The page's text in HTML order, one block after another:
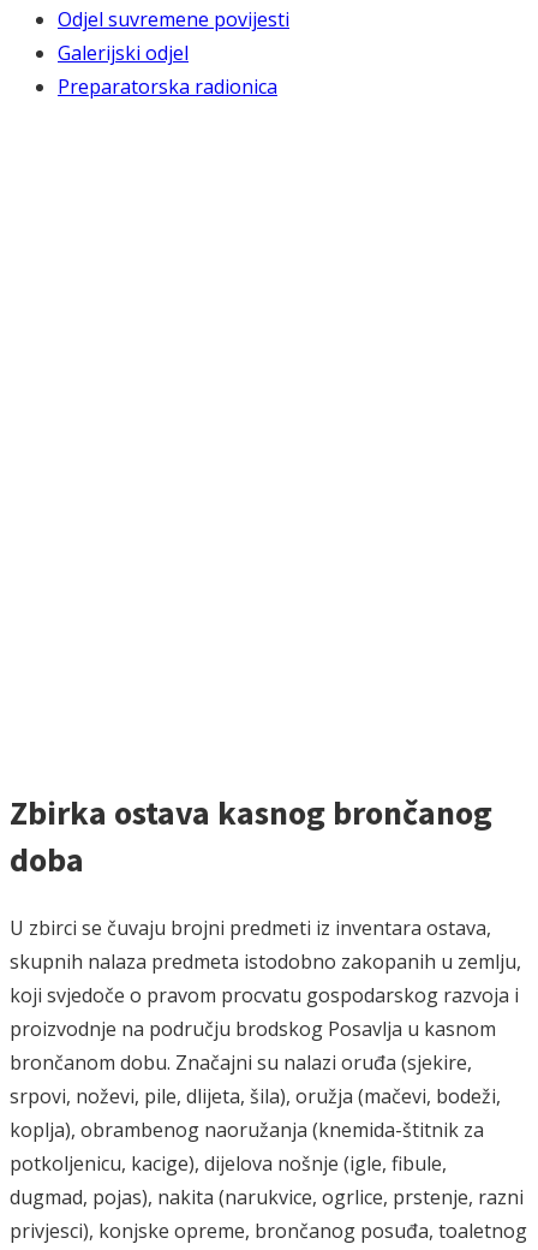
Odjel suvremene povijesti
Galerijski odjel
Preparatorska radionica
Zbirka ostava kasnog brončanog
doba
U zbirci se čuvaju brojni predmeti iz inventara ostava,
skupnih nalaza predmeta istodobno zakopanih u zemlju,
koji svjedoče o pravom procvatu gospodarskog razvoja i
proizvodnje na području brodskog Posavlja u kasnom
brončanom dobu. Značajni su nalazi oruđa (sjekire,
srpovi, noževi, pile, dlijeta, šila), oružja (mačevi, bodeži,
koplja), obrambenog naoružanja (knemida-štitnik za
potkoljenicu, kacige), dijelova nošnje (igle, fibule,
dugmad, pojas), nakita (narukvice, ogrlice, prstenje, razni
privjesci), konjske opreme, brončanog posuđa, toaletnog